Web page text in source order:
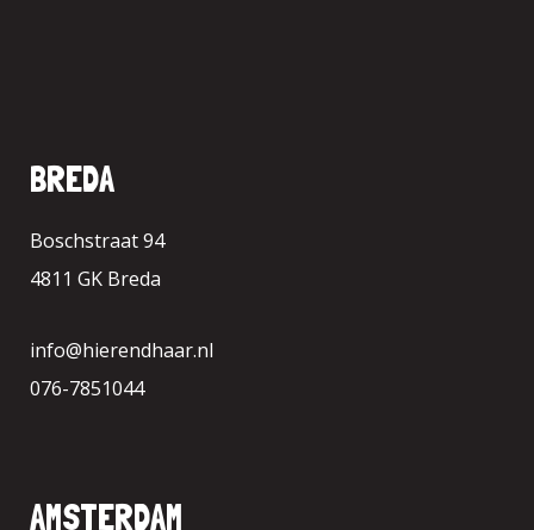
BREDA
Boschstraat 94
4811 GK Breda
info@hierendhaar.nl
076-7851044
AMSTERDAM